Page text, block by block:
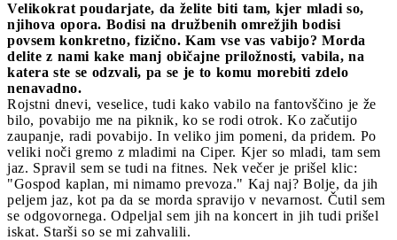
Velikokrat poudarjate, da želite biti tam, kjer mladi so,
njihova opora. Bodisi na družbenih omrežjih bodisi
povsem konkretno, fizično. Kam vse vas vabijo? Morda
delite z nami kake manj običajne priložnosti, vabila, na
katera ste se odzvali, pa se je to komu morebiti zdelo
nenavadno.
Rojstni dnevi, veselice, tudi kako vabilo na fantovščino je že
bilo, povabijo me na piknik, ko se rodi otrok. Ko začutijo
zaupanje, radi povabijo. In veliko jim pomeni, da pridem. Po
veliki noči gremo z mladimi na Ciper. Kjer so mladi, tam sem
jaz. Spravil sem se tudi na fitnes. Nek večer je prišel klic:
"Gospod kaplan, mi nimamo prevoza." Kaj naj? Bolje, da jih
peljem jaz, kot pa da se morda spravijo v nevarnost. Čutil sem
se odgovornega. Odpeljal sem jih na koncert in jih tudi prišel
iskat. Starši so se mi zahvalili.